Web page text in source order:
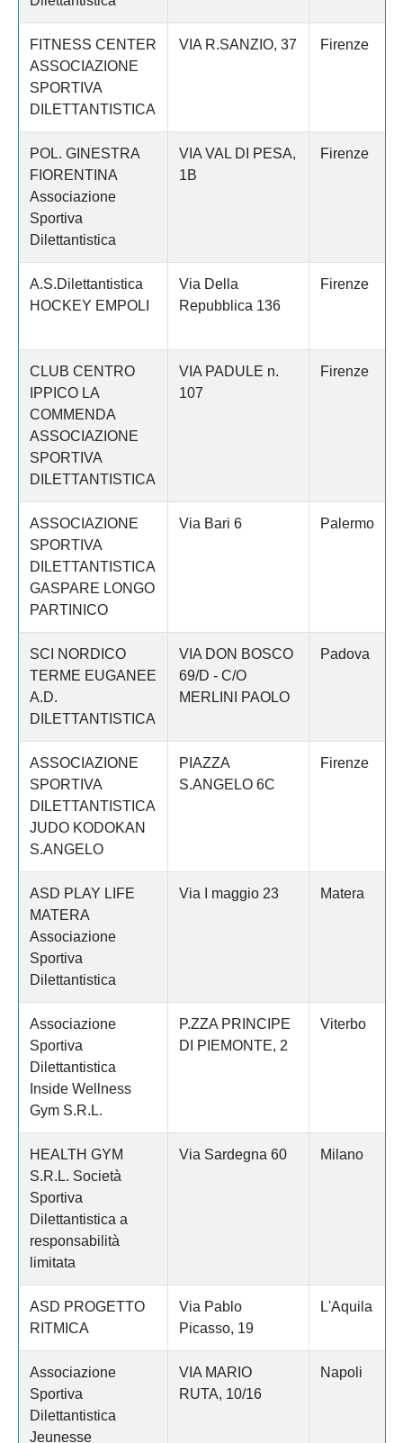
FITNESS CENTER
ASSOCIAZIONE
SPORTIVA
DILETTANTISTICA
VIA R.SANZIO, 37 Firenze
POL. GINESTRA
FIORENTINA
Associazione
Sportiva
Dilettantistica
VIA VAL DI PESA,
1B
Firenze
A.S.Dilettantistica
HOCKEY EMPOLI
Via Della
Repubblica 136
Firenze
CLUB CENTRO
IPPICO LA
COMMENDA
ASSOCIAZIONE
SPORTIVA
DILETTANTISTICA
VIA PADULE n.
107
Firenze
ASSOCIAZIONE
SPORTIVA
DILETTANTISTICA
GASPARE LONGO
PARTINICO
Via Bari 6 Palermo
SCI NORDICO
TERME EUGANEE
A.D.
DILETTANTISTICA
VIA DON BOSCO
69/D - C/O
MERLINI PAOLO
Padova
ASSOCIAZIONE
SPORTIVA
DILETTANTISTICA
JUDO KODOKAN
S.ANGELO
PIAZZA
S.ANGELO 6C
Firenze
ASD PLAY LIFE
MATERA
Associazione
Sportiva
Dilettantistica
Via I maggio 23 Matera
Associazione
Sportiva
Dilettantistica
Inside Wellness
Gym S.R.L.
P.ZZA PRINCIPE
DI PIEMONTE, 2
Viterbo
HEALTH GYM
S.R.L. Società
Sportiva
Dilettantistica a
responsabilità
limitata
Via Sardegna 60 Milano
ASD PROGETTO
RITMICA
Via Pablo
Picasso, 19
L'Aquila
Associazione
Sportiva
Dilettantistica
Jeunesse
VIA MARIO
RUTA, 10/16
Napoli